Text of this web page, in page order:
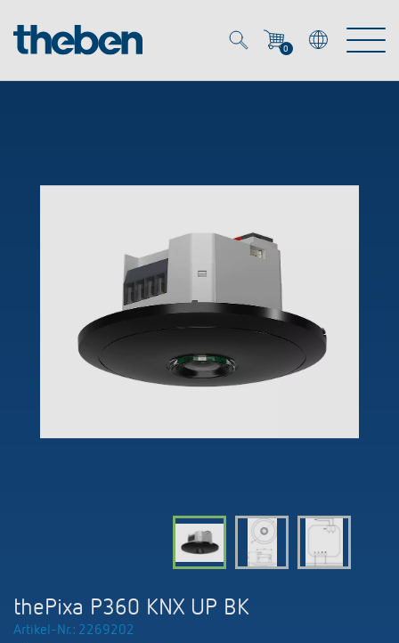
0
Smart Home
DALI
Präsenzmelder & Bewegungsmelder
LED-Leuchten
OEM-Lösungen
Ansprechpartner OEM
OEM-Referenzen
Zeit- und Lichtsteuerung
DALI-2 Lichtsteuerung
LED Beleuchtung
Apps
Downloads
Konformitätserklärungen
Unternehmen
Nachhaltigkeit
Technischer Support
Vertrieb Deutschland
thePixa P360 KNX UP BK
Artikel-Nr.: 2269202